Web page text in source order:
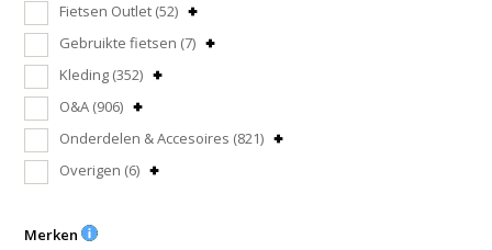
Fietsen Outlet (52)
Gebruikte fietsen (7)
Kleding (352)
O&A (906)
Onderdelen & Accesoires (821)
Overigen (6)
Merken